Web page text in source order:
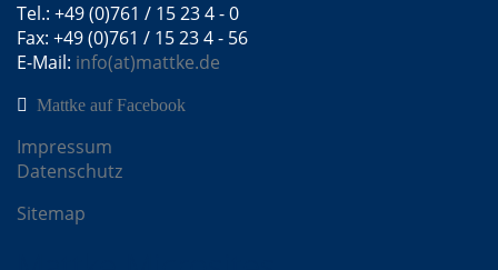
Tel.: +49 (0)761 / 15 23 4 - 0
Fax: +49 (0)761 / 15 23 4 - 56
E-Mail: info(at)mattke.de
Mattke auf Facebook
Impressum
Datenschutz
Sitemap